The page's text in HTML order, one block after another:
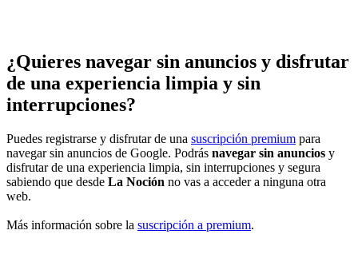
¿Quieres navegar sin anuncios y disfrutar
de una experiencia limpia y sin
interrupciones?
Puedes registrarse y disfrutar de una suscripción premium para
navegar sin anuncios de Google. Podrás navegar sin anuncios y
disfrutar de una experiencia limpia, sin interrupciones y segura
sabiendo que desde La Noción no vas a acceder a ninguna otra
web.
Más información sobre la suscripción a premium.